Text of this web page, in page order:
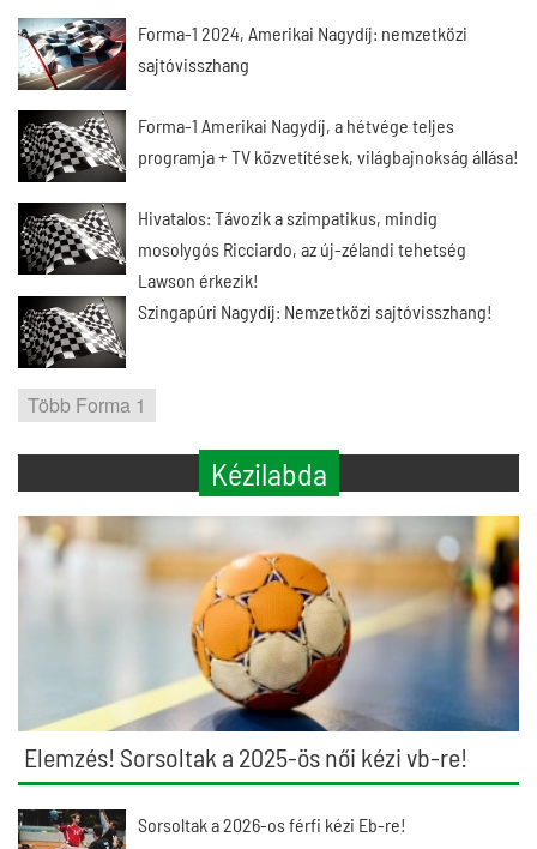
Forma-1 2024, Amerikai Nagydíj: nemzetközi
sajtóvisszhang
Forma-1 Amerikai Nagydíj, a hétvége teljes
programja + TV közvetítések, világbajnokság állása!
Hivatalos: Távozik a szimpatikus, mindig
mosolygós Ricciardo, az új-zélandi tehetség
Lawson érkezik!
Szingapúri Nagydíj: Nemzetközi sajtóvisszhang!
Több Forma 1
Kézilabda
Elemzés! Sorsoltak a 2025-ös női kézi vb-re!
Sorsoltak a 2026-os férfi kézi Eb-re!